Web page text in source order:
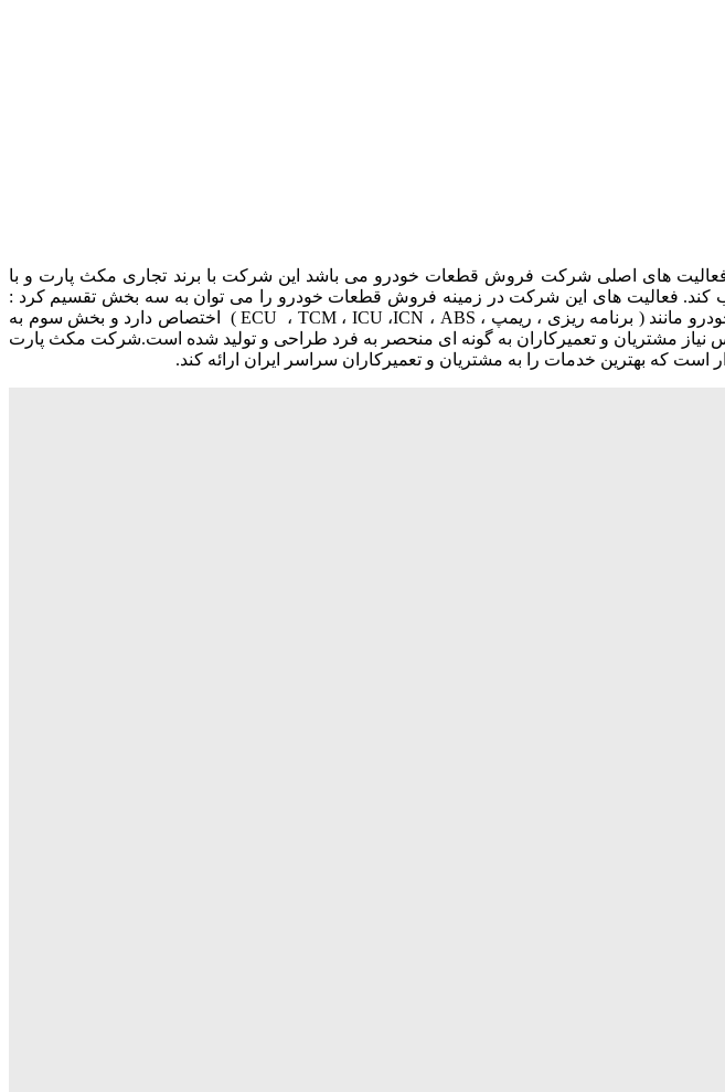
خود را آغاز نموده است. زمينه فعاليت هاى اصلى شرکت فروش قطعات خودرو می باشد این شرکت با برند تجاری مکث پارت و با
کند. فعاليت هاى اين شرکت در زمينه فروش قطعات خودرو را می توان به سه بخش تقسیم کرد :
بخش اول مربوط به فروش ایسیو خودرو می باشد. بخش دوم به تعمیر و خدمات در زمینه کامپیوترهای خودرو مانند ( برنامه ریزی ، ریمپ ، ECU ، TCM ، ICU ،ICN ، ABS ) اختصاص دارد و بخش سوم به
مشتریان و تعمیرکاران به گونه ای منحصر به فرد طراحی و تولید شده است.شرکت مکث پارت
که بهترین خدمات را به مشتریان و تعمیرکاران سراسر ایران ارائه کند.